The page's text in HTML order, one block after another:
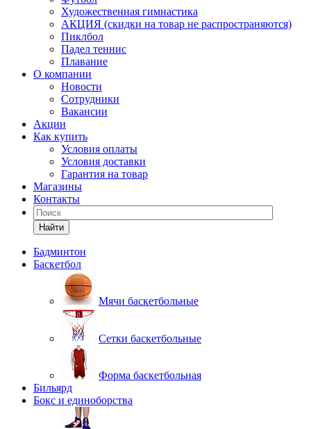
Художественная гимнастика
АКЦИЯ (скидки на товар не распространяются)
Пиклбол
Падел теннис
Плавание
О компании
Новости
Сотрудники
Вакансии
Акции
Как купить
Условия оплаты
Условия доставки
Гарантия на товар
Магазины
Контакты
Найти
Бадминтон
Баскетбол
Мячи баскетбольные
Сетки баскетбольные
Форма баскетбольная
Бильярд
Бокс и единоборства